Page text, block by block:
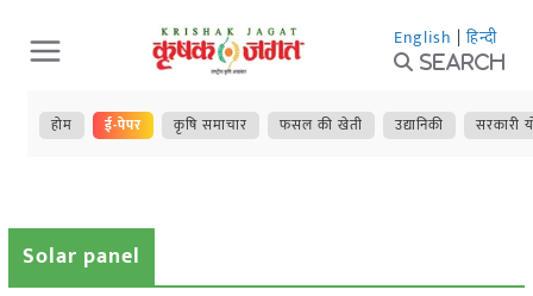
Skip
to
content
English | हिन्दी
Search
होम ई-पेपर कृषि समाचार फसल की खेती उद्यानिकी सरकारी
Solar panel